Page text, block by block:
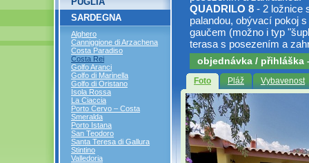
QUADRILO 8 - 2 ložnice
palandou, obývací pokoj
gaučem (možno i typ
terasa s posezením a
objednávka / přihláška
Foto Pláž Vybavenost
SARDEGNA
Alghero
Canniggione di Arzachena
Costa Paradiso
Costa Rei
Golfo Aranci
Golfo di Marinella
Golfo di Oristano
Isola Rossa
La Ciaccia
Porto Cervo – Costa
Smeralda
Porto Istana
San Teodoro
Santa Teresa di Gallura
Stintino
Valledoria